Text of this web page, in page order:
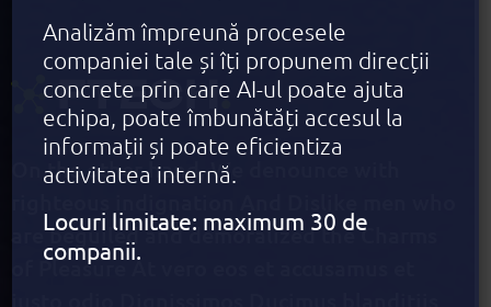
On the other hand, We denounce with
are beguiled and demoralized the Charms
of Pleasure At vero eos et accusamus et
Analizăm împreună procesele
companiei tale și îți propunem direcții
concrete prin care AI-ul poate ajuta
echipa, poate îmbunătăți accesul la
informații și poate eficientiza
activitatea internă.
Locuri limitate: maximum 30 de
companii.